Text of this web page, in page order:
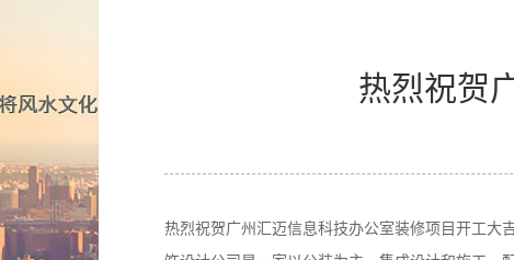
热烈祝贺
热烈祝贺广州汇迈信息科技办公室装修项目开工